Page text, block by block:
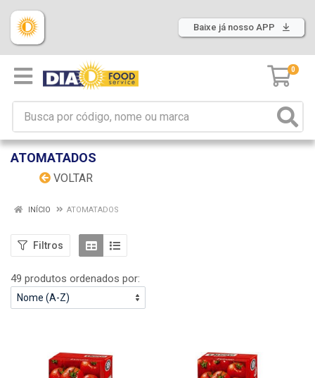
Baixe já nosso APP
0
ATOMATADOS
VOLTAR
INÍCIO ATOMATADOS
Filtros
49 produtos ordenados por: